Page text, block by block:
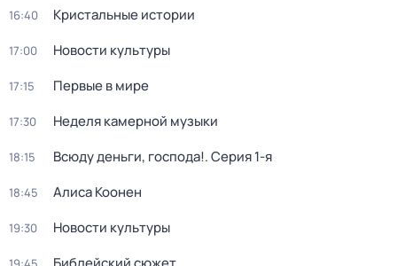
16:40 Кристальные истории
17:00 Новости культуры
17:15 Первые в мире
17:30 Неделя камерной музыки
18:15 Всюду деньги, господа!. Серия 1-я
18:45 Алиса Коонен
19:30 Новости культуры